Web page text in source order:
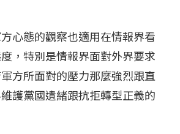
心態的觀察也適用在情報界看
，特別是情報界面對外界要求
方所面對的壓力那麼強烈跟直
護黨國遺緒跟抗拒轉型正義的